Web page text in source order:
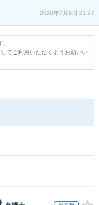
2020年7月9日 21:27
てご利用いただくようお願いい